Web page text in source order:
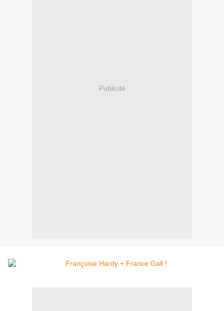
Publicité